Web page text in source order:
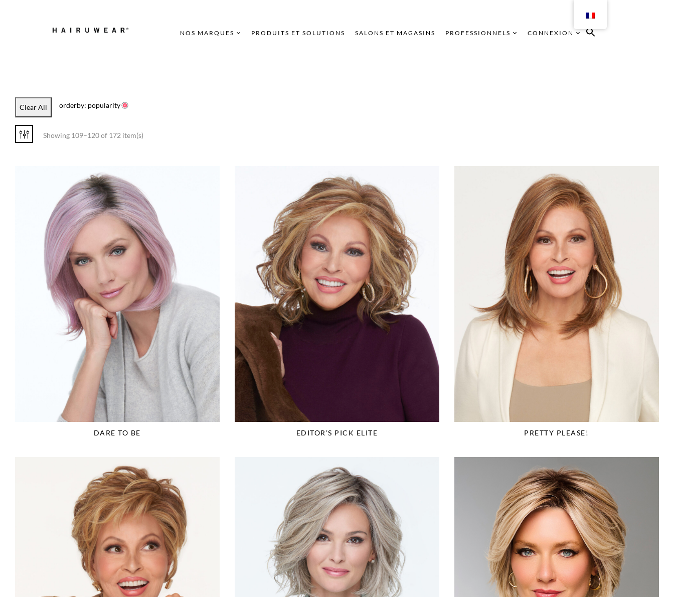
NOS MARQUES PRODUITS ET SOLUTIONS SALONS ET MAGASINS PROFESSIONNELS CONNEXION
Clear All orderby: popularity
Showing 109–120 of 172 item(s)
DARE TO BE EDITOR’S PICK ELITE PRETTY PLEASE!